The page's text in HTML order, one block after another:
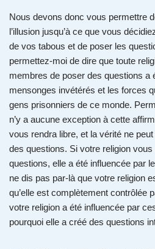
Nous devons donc vous permettre
l’illusion jusqu’à ce que vous
de vos tabous et de poser les
permettez-moi de dire que toute
membres de poser des questions a
mensonges invétérés et les forces
gens prisonniers de ce monde.
n’y a aucune exception à cette
vous rendra libre, et la vérité ne
des questions. Si votre religion
questions, elle a été influencée par
ne dis pas par-là que votre religion
qu’elle est complètement contrôlée
votre religion a été influencée par
pourquoi elle a créé des questions